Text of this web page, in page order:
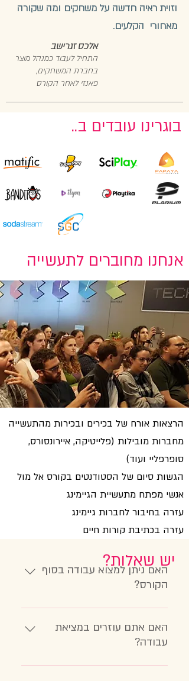
וזוית ראיה חדשה על משחקים ומה שקורה
מאחורי הקלעים.
אלכס זגרישב
התחיל לעבוד כמנהל מוצר
בחברת המשחקים,
פאנזי לאחר הקורס
בוגרינו עובדים ב..
אנחנו מחוברים לתעשייה
הרצאות אורח של בכירים ובכירות מהתעשייה
מחברות מובילות (פלייטיקה, איירונסורס,
סופרפליי ועוד)
הגשות סיום של הסטודנטים בקורס אל מול
אנשי מפתח מתעשיית הגיימינג
עזרה בחיבור לחברות גיימינג
עזרה בכתיבת קורות חיים
האם ניתן למצוא עבודה בסוף
הקורס?
בהחלט. בוגרים ובוגרות של
הקורס הזה עובדים היום בחברות
כמו פלייטיקה, איירונסורס וחברות
האם אתם עוזרים במציאת
עבודה?
כן! כבר במהלך הקורס אתם
יש שאלות?